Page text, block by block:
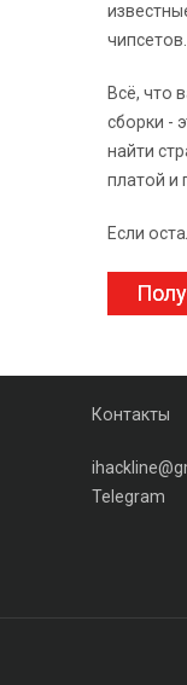
чипсетов.
Всё, что
сборки -
найти
платой и
Если
Контакты
Telegram